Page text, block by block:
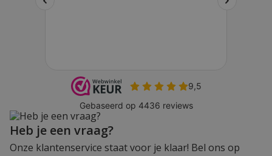
Heb je een vraag?
Onze klantenservice staat voor je klaar! Bel ons op